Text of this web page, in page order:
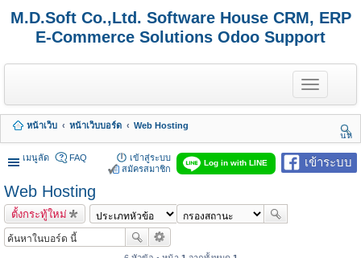
M.D.Soft Co.,Ltd. Software House CRM, ERP
E-Commerce Solutions Odoo Support
T
o
g
e
n
a
หน้าเว็บ หน้าเว็บบอร์ด
Web Hosting
นห
า
เมนูลัด
เข้าระบบ
Log in with LINE
FAQ
เข้าสู่ระบบ
สมัครสมาชิก
Web Hosting
ตั้งกระทู้ใหม่